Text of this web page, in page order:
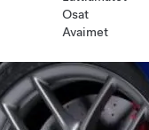
Osat
Avaimet